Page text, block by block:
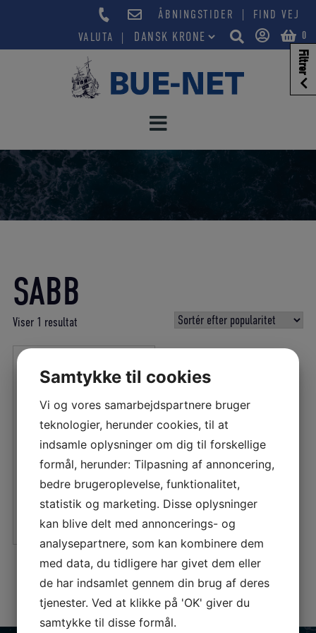
indholdet
ÅBNINGSTIDER |
FIND VEJ
VALUTA
0
SABB
Viser 1 resultat
OLIEFILTER SAAB
H+2H+2G+2J
175,00DKK
LÆS MERE
Filtrer
Samtykke til cookies
Vi og vores samarbejdspartnere bruger
teknologier, herunder cookies, til at
indsamle oplysninger om dig til forskellige
formål, herunder: Tilpasning af annoncering,
bedre brugeroplevelse, funktionalitet,
statistik og marketing. Disse oplysninger
kan blive delt med annoncerings- og
analysepartnere, som kan kombinere dem
med data, du tidligere har givet dem eller
de har indsamlet gennem din brug af deres
tjenester. Ved at klikke på 'OK' giver du
samtykke til disse formål.